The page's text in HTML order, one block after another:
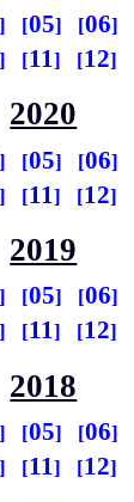
05
06
11 12
2020
05
06
11 12
2019
05
06
11 12
2018
05
06
11 12